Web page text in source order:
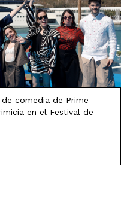
comedia de Prime
en el Festival de